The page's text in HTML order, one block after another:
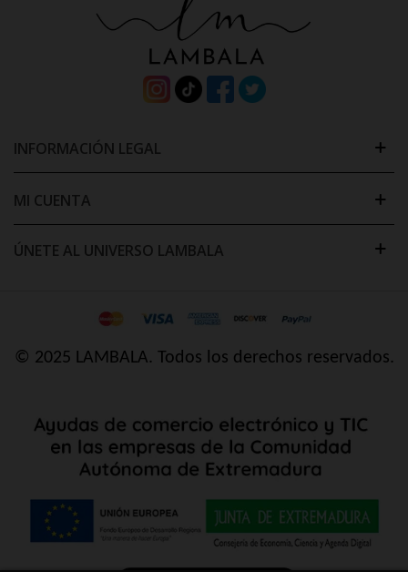
INFORMACIÓN LEGAL
MI CUENTA
ÚNETE AL UNIVERSO LAMBALA
© 2025 LAMBALA. Todos los derechos reservados.